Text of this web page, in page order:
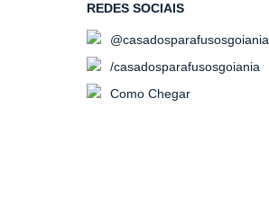
REDES SOCIAIS
@casadosparafusosgoiania
/casadosparafusosgoiania
Como Chegar